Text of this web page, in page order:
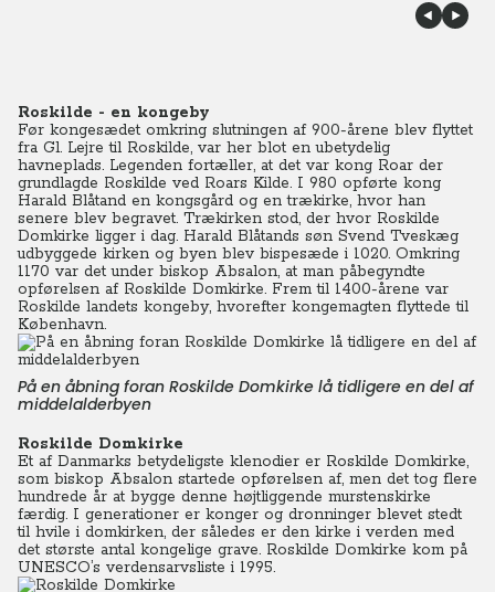
Roskilde - en kongeby
Før kongesædet omkring slutningen af 900-årene blev flyttet
fra Gl. Lejre til Roskilde, var her blot en ubetydelig
havneplads. Legenden fortæller, at det var kong Roar der
grundlagde Roskilde ved Roars Kilde. I 980 opførte kong
Harald Blåtand en kongsgård og en trækirke, hvor han
senere blev begravet. Trækirken stod, der hvor Roskilde
Domkirke ligger i dag. Harald Blåtands søn Svend Tveskæg
udbyggede kirken og byen blev bispesæde i 1020. Omkring
1170 var det under biskop Absalon, at man påbegyndte
opførelsen af Roskilde Domkirke. Frem til 1400-årene var
Roskilde landets kongeby, hvorefter kongemagten flyttede til
København.
På en åbning foran Roskilde Domkirke lå tidligere en del af
middelalderbyen
Roskilde Domkirke
Et af Danmarks betydeligste klenodier er Roskilde Domkirke,
som biskop Absalon startede opførelsen af, men det tog flere
hundrede år at bygge denne højtliggende murstenskirke
færdig. I generationer er konger og dronninger blevet stedt
til hvile i domkirken, der således er den kirke i verden med
det største antal kongelige grave. Roskilde Domkirke kom på
UNESCO’s verdensarvsliste i 1995.